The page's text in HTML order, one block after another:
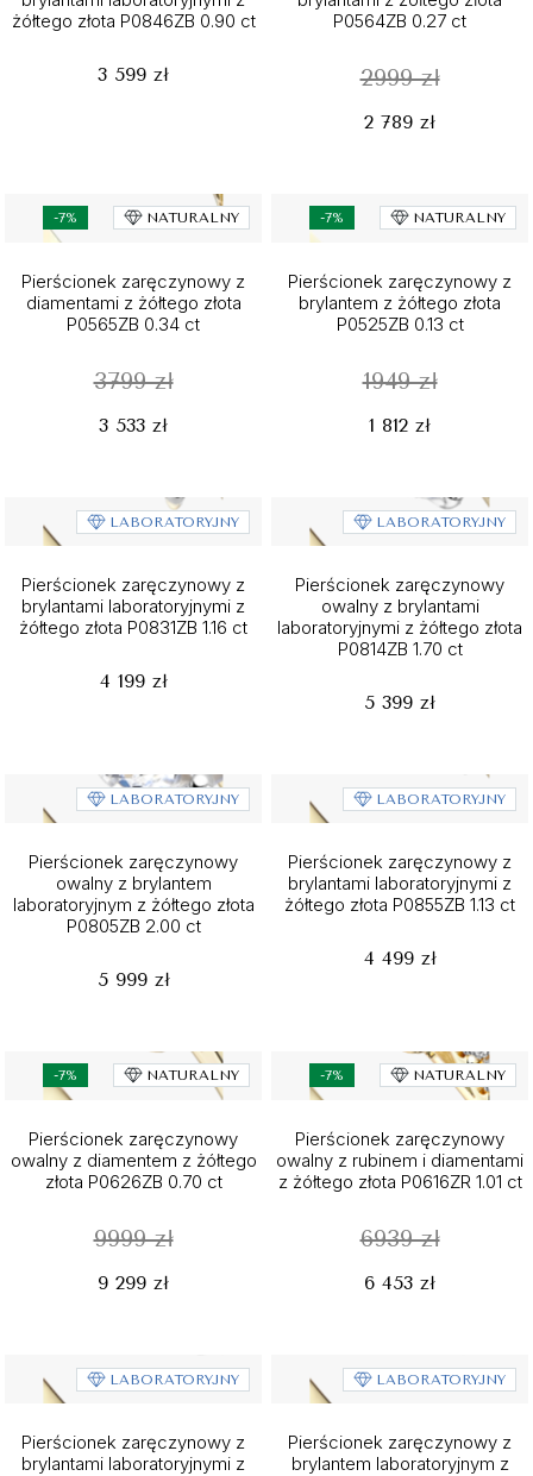
żółtego złota P0846ZB 0.90 ct
3 599 zł
P0564ZB 0.27 ct
2999 zł
2 789 zł
-7% NATURALNY
Pierścionek zaręczynowy z
diamentami z żółtego złota
P0565ZB 0.34 ct
3799 zł
3 533 zł
-7% NATURALNY
Pierścionek zaręczynowy z
brylantem z żółtego złota
P0525ZB 0.13 ct
1949 zł
1 812 zł
LABORATORYJNY
Pierścionek zaręczynowy z
brylantami laboratoryjnymi z
żółtego złota P0831ZB 1.16 ct
4 199 zł
LABORATORYJNY
Pierścionek zaręczynowy
owalny z brylantami
laboratoryjnymi z żółtego złota
P0814ZB 1.70 ct
5 399 zł
LABORATORYJNY
Pierścionek zaręczynowy
owalny z brylantem
laboratoryjnym z żółtego złota
P0805ZB 2.00 ct
5 999 zł
LABORATORYJNY
Pierścionek zaręczynowy z
brylantami laboratoryjnymi z
żółtego złota P0855ZB 1.13 ct
4 499 zł
-7% NATURALNY
Pierścionek zaręczynowy
owalny z diamentem z żółtego
złota P0626ZB 0.70 ct
9999 zł
9 299 zł
-7% NATURALNY
Pierścionek zaręczynowy
owalny z rubinem i diamentami
z żółtego złota P0616ZR 1.01 ct
6939 zł
6 453 zł
LABORATORYJNY
Pierścionek zaręczynowy z
brylantami laboratoryjnymi z
LABORATORYJNY
Pierścionek zaręczynowy z
brylantem laboratoryjnym z